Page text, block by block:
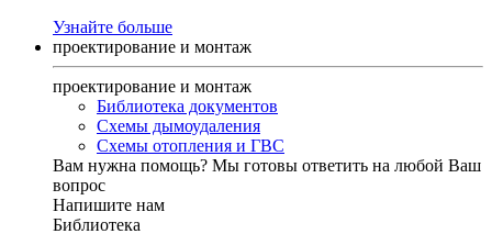
Узнайте больше
проектирование и монтаж
проектирование и монтаж
Библиотека документов
Схемы дымоудаления
Схемы отопления и ГВС
Вам нужна помощь? Мы готовы ответить на любой Ваш
вопрос
Напишите нам
Библиотека